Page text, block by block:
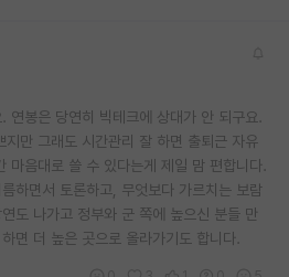
연봉은 당연히 빅테크에 상대가 안 되구요.
만 그래도 시간관리 잘 하면 출퇴근 자유
마음대로 쓸 수 있다는게 제일 맘 편합니다.
하면서 토론하고, 무엇보다 가르치는 보람
도 나가고 정부와 군 쪽에 높으신 분들 만
면 더 높은 곳으로 올라가기도 합니다.